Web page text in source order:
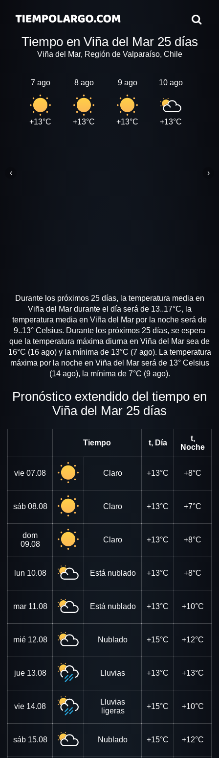
Tiempo en Viña del Mar 25 días
Viña del Mar, Región de Valparaíso, Chile
7 ago
+13°C
8 ago
+13°C
9 ago
+13°C
10 ago
+13°C
‹ ›
Durante los próximos 25 días, la temperatura media en
Viña del Mar durante el día será de 13..17°C, la
temperatura media en Viña del Mar por la noche será de
9..13° Celsius. Durante los próximos 25 días, se espera
que la temperatura máxima diurna en Viña del Mar sea de
16°C (16 ago) y la mínima de 13°C (7 ago). La temperatura
máxima por la noche en Viña del Mar será de 13° Celsius
(14 ago), la mínima de 7°C (9 ago).
Pronóstico extendido del tiempo en
Viña del Mar 25 días
Tiempo t, Día
t,
Noche
vie 07.08 Claro +13°C +8°C
sáb 08.08 Claro +13°C +7°C
dom
09.08
Claro +13°C +8°C
lun 10.08 Está nublado +13°C +8°C
mar 11.08 Está nublado +13°C +10°C
mié 12.08 Nublado +15°C +12°C
jue 13.08 Lluvias +13°C +13°C
vie 14.08
Lluvias
ligeras
+15°C +10°C
sáb 15.08 Nublado +15°C +12°C